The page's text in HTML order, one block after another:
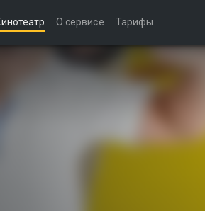
О сервисе Тарифы